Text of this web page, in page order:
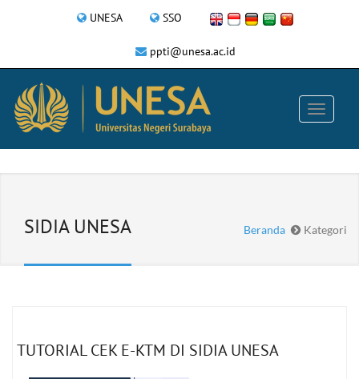
UNESA SSO
ppti@unesa.ac.id
SIDIA UNESA Beranda Kategori
TUTORIAL CEK E-KTM DI SIDIA UNESA